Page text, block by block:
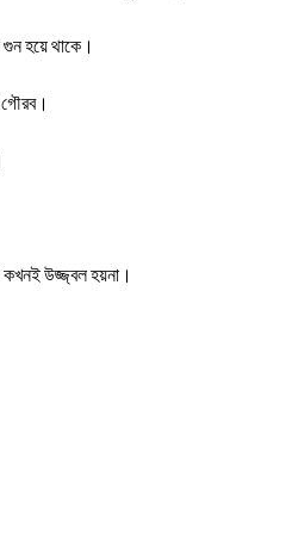
হয়ে থাকে।
কখনই উজ্জ্বল হয়না।